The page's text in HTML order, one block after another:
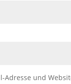
Adresse und